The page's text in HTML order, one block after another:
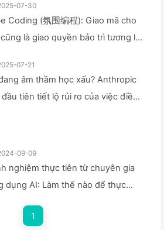
là lòng tham của bạn — Học AI
cách từ từ 164
07-30
Coding (氛围编程): Giao mã cho
là giao quyền bảo trì tương lai
07-21
âm thầm học xấu? Anthropic
đầu tiên tiết lộ rủi ro của việc điều
09-09
nghiệm thực tiễn từ chuyên gia
dụng AI: Làm thế nào để thực
công cụ thông minh — Học từ từ
1